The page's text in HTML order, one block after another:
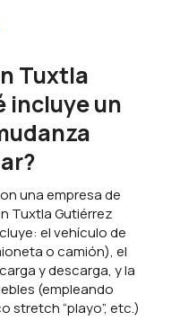
Tuxtla
incluye un
una empresa de
Tuxtla Gutiérrez
el vehículo de
o camión), el
y descarga, y la
(empleando
stretch “playo”, etc.)